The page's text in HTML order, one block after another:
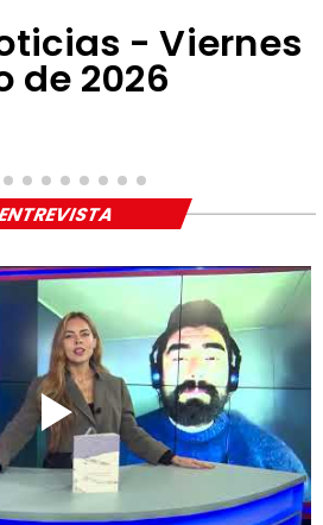
- Viernes
de 2026